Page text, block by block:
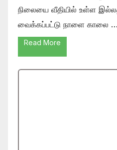
நிலையை வீதியில் உள்ள
வைக்கப்பட்டு நாளை காலை …
Read More